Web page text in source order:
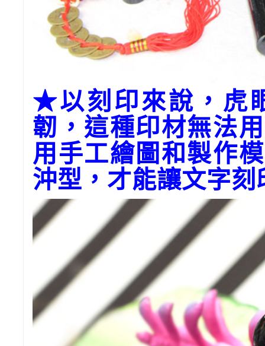
★以刻印來說，虎
韌，這種印材無法
用手工繪圖和製作
沖型，才能讓文字